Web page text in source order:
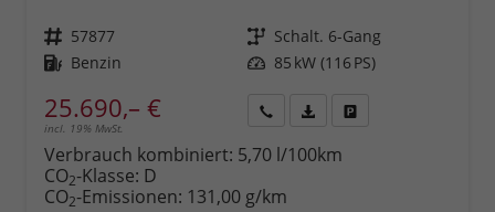
Fahrzeugnr. 57877 Getriebe Schalt. 6-Gang
Kraftstoff Benzin Leistung 85 kW (116 PS)
25.690,– €
incl. 19% MwSt.
anfordern
Datei,
Verbrauch kombiniert: 5,70 l/100km
CO2-Klasse: D
CO2-Emissionen: 131,00 g/km